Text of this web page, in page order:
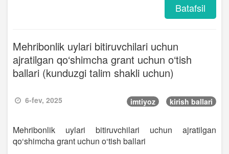
Batafsil
Mehribonlik uylari bitiruvchilari uchun
ajratilgan qo‘shimcha grant uchun o‘tish
ballari (kunduzgi talim shakli uchun)
6-fev, 2025 imtiyoz kirish ballari
Mehribonlik uylari bitiruvchilari uchun ajratilgan
qo‘shimcha grant uchun o‘tish ballari